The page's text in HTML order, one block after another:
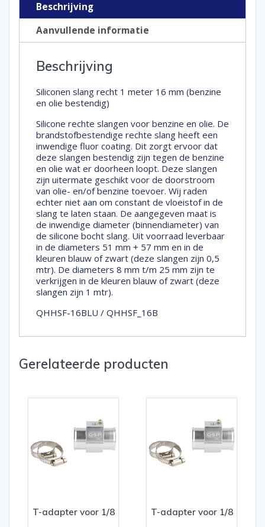
aantal
Beschrijving
Aanvullende informatie
Beschrijving
Siliconen slang recht 1 meter 16 mm (benzine
en olie bestendig)
Silicone rechte slangen voor benzine en olie. De
brandstofbestendige rechte slang heeft een
inwendige fluor coating. Dit zorgt ervoor dat
deze slangen bestendig zijn tegen de benzine
en olie wat er doorheen loopt. Deze slangen
zijn uitermate geschikt voor de doorstroom
van olie- en/of benzine toevoer. Wij raden
echter niet aan om constant de vloeistof in de
slang te laten staan. De aangegeven maat is
de inwendige diameter (binnendiameter) van
de silicone bocht slang. Uit voorraad leverbaar
in de diameters 51 mm + 57 mm en in de
kleuren blauw of zwart (deze slangen zijn 0,5
mtr). De diameters 8 mm t/m 25 mm zijn te
verkrijgen in de kleuren blauw of zwart (deze
slangen zijn 1 mtr).
QHHSF-16BLU / QHHSF_16B
Gerelateerde producten
T-adapter voor 1/8
T-adapter voor 1/8